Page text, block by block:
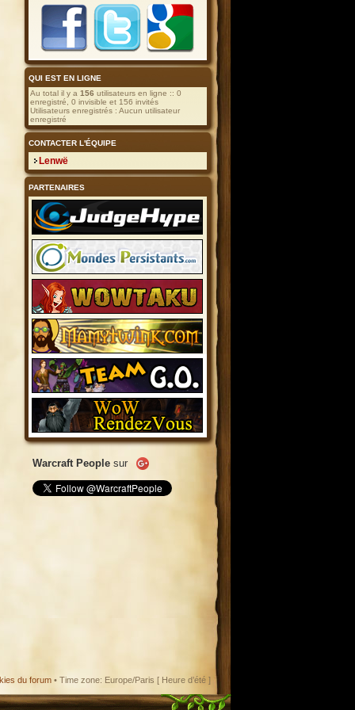
QUI EST EN LIGNE
Au total il y a 156 utilisateurs en ligne :: 0
enregistré, 0 invisible et 156 invités
Utilisateurs enregistrés : Aucun utilisateur
enregistré
CONTACTER L'ÉQUIPE
Lenwë
PARTENAIRES
Warcraft People sur
du forum • Time zone: Europe/Paris [ Heure d’été ]